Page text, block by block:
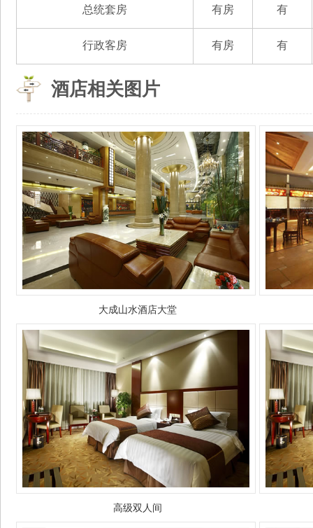
总统套房 有房 有
行政客房 有房 有
酒店相关图片
大成山水酒店大堂
高级双人间